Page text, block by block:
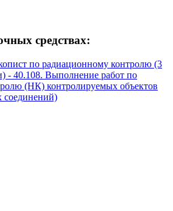
средствах:
по радиационному контролю (3
- 40.108. Выполнение работ по
(НК) контролируемых объектов
соединений)